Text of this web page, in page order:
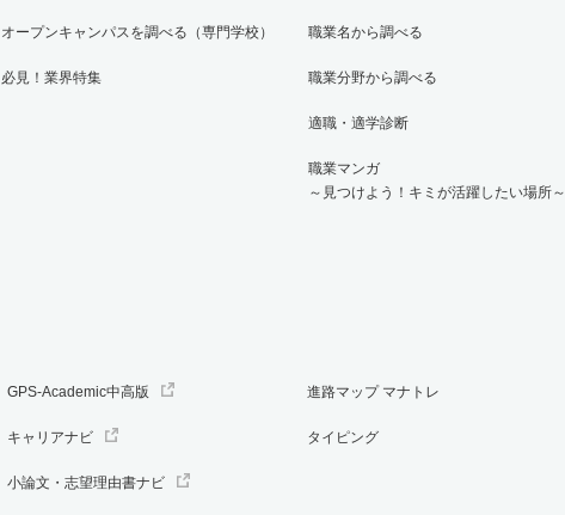
オープンキャンパスを調べる（専門学校）
必見！業界特集
職業名から調べる
職業分野から調べる
適職・適学診断
職業マンガ
～見つけよう！キミが活躍したい場所～
GPS-Academic中高版
キャリアナビ
小論文・志望理由書ナビ
進路マップ マナトレ
タイピング